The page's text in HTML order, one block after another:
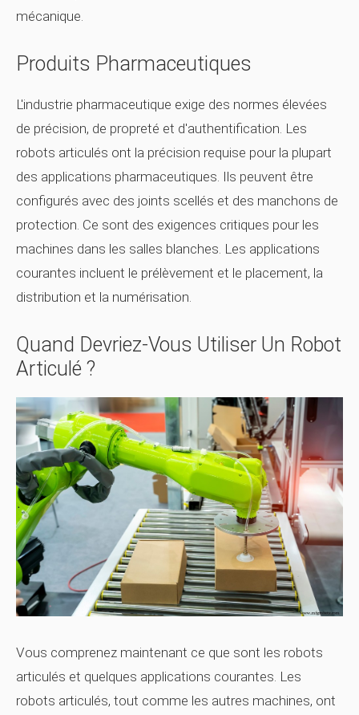
mécanique.
Produits Pharmaceutiques
L'industrie pharmaceutique exige des normes élevées
de précision, de propreté et d'authentification. Les
robots articulés ont la précision requise pour la plupart
des applications pharmaceutiques. Ils peuvent être
configurés avec des joints scellés et des manchons de
protection. Ce sont des exigences critiques pour les
machines dans les salles blanches. Les applications
courantes incluent le prélèvement et le placement, la
distribution et la numérisation.
Quand Devriez-Vous Utiliser Un Robot
Articulé ?
Vous comprenez maintenant ce que sont les robots
articulés et quelques applications courantes. Les
robots articulés, tout comme les autres machines, ont